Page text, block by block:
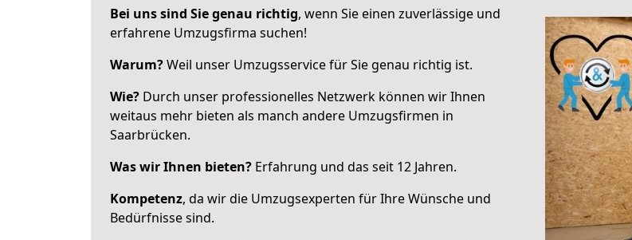
Bei uns sind Sie genau richtig, wenn Sie einen zuverlässige und
erfahrene Umzugsfirma suchen!
Warum?Weil unser Umzugsservice für Sie genau richtig ist.
Wie? Durch unser professionelles Netzwerk können wir Ihnen
weitaus mehr bieten als manch andere Umzugsfirmen in
Saarbrücken.
Was wir Ihnen bieten? Erfahrung und das seit 12 Jahren.
Kompetenz, da wir die Umzugsexperten für Ihre Wünsche und
Bedürfnisse sind.